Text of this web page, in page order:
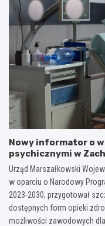
Nowy informator o
psychicznymi w
Urząd Marszałkowski
w oparciu o Narodowy
2023-2030, przygotował
dostępnych form opieki
możliwości zawodowych